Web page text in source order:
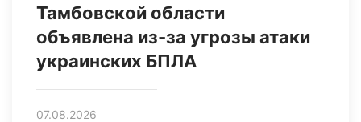
Тамбовской области
объявлена из-за угрозы атаки
украинских БПЛА
07.08.2026